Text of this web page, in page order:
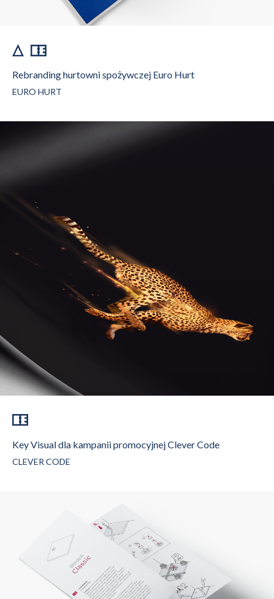
Rebranding hurtowni spożywczej Euro Hurt
EURO HURT
Key Visual dla kampanii promocyjnej Clever Code
CLEVER CODE